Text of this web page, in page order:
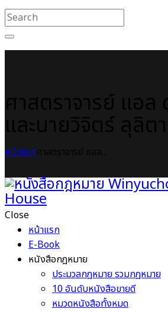
หน้าแรก
Close
หน้าแรก
E-Book
หนังสือกฎหมาย
ประมวลกฎหมาย รวมกฎหมาย
10 อันดับหนังสือขายดี
หมวดหนังสือทั้งหมด